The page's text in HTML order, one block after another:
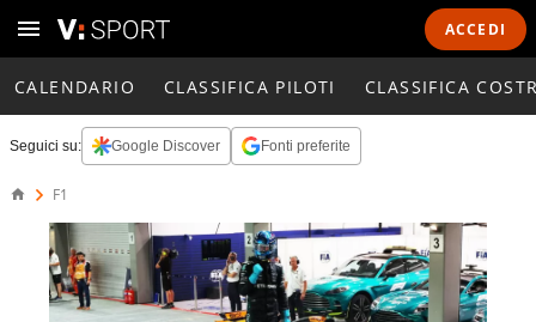
ACCEDI
CALENDARIO CLASSIFICA PILOTI CLASSIFICA
Seguici su: Google Discover Fonti preferite
F1